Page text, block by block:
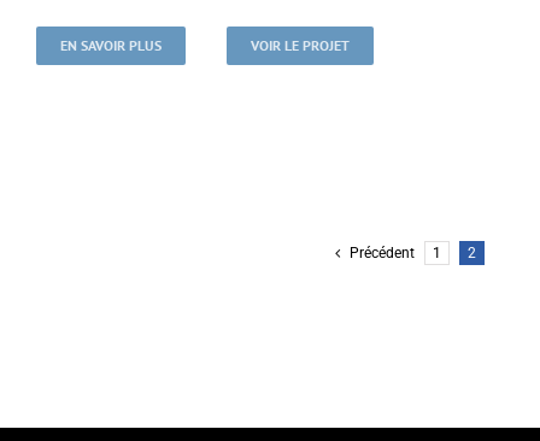
EN SAVOIR PLUS VOIR LE PROJET
Précédent 1 2